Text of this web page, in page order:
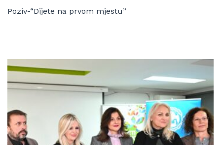
Poziv-“Dijete na prvom mjestu”